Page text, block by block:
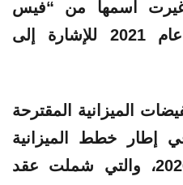
غيرت اسمها من “فيس
بوك” إلى “ميتا” في عام 2021 للإشارة إلى
الميزانية المقترحة
إطار خطط الميزانية
السنوية للشركة لعام 2026، والتي شملت عقد